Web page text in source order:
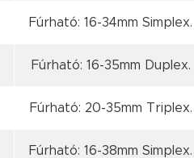
Fúrható: 16-34mm Simplex.
Fúrható: 16-35mm Duplex.
Fúrható: 20-35mm Triplex.
Fúrható: 16-38mm Simplex.